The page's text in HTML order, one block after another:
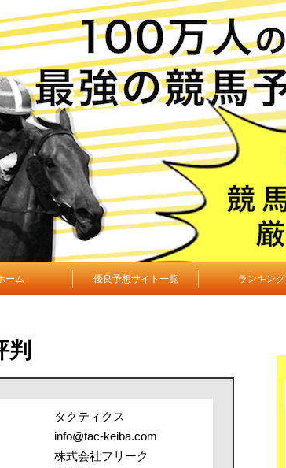
ーム 優良予想サイト一覧 ランキング
判
タクティクス
info@tac-keiba.com
株式会社フリーク